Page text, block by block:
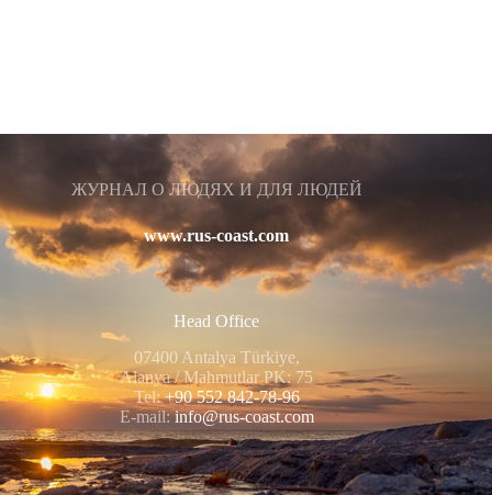
ЖУРНАЛ О ЛЮДЯХ И ДЛЯ ЛЮДЕЙ
www.rus-coast.com
Head Office
07400 Antalya Türkiye,
Alanya / Mahmutlar PK: 75
Tel:+90 552 842-78-96
E-mail:info@rus-coast.com